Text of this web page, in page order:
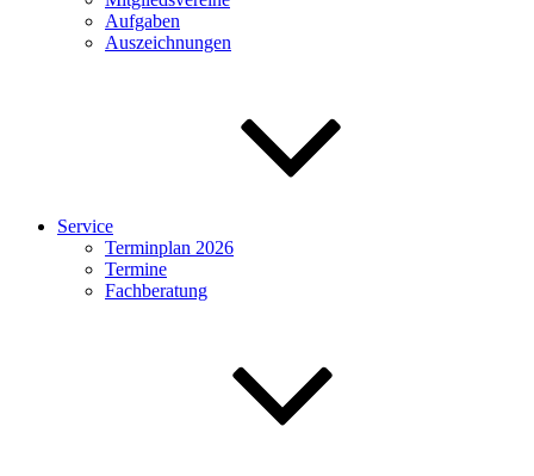
Aufgaben
Auszeichnungen
Service
Terminplan 2026
Termine
Fachberatung